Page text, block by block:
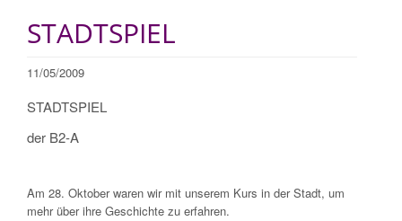
STADTSPIEL
11/05/2009
STADTSPIEL
der B2-A
Am 28. Oktober waren wir mit unserem Kurs in der Stadt, um
mehr über ihre Geschichte zu erfahren.